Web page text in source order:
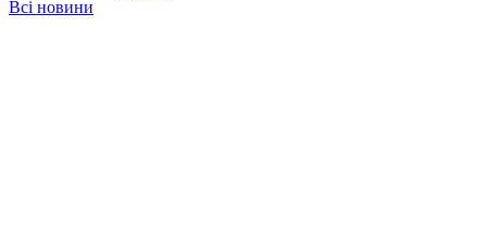
Всі новини